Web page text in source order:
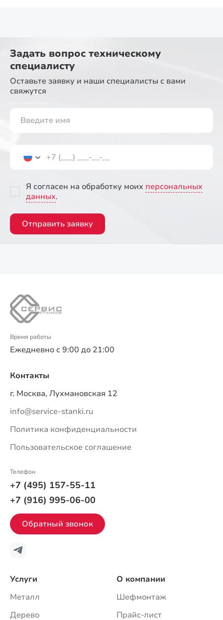
Задать вопрос техническому
специалисту
Оставьте заявку и наши специалисты с вами
свяжутся
Я согласен на обработку моих персональных
данных.
Отправить заявку
Время работы
Ежедневно с 9:00 до 21:00
Услуги
Металл
Дерево
О компании
Шефмонтаж
Прайс-лист
Контакты
г. Москва, Лухмановская 12
info@service-stanki.ru
Политика конфиденциальности
Пользовательское соглашение
Телефон
+7 (495) 157-55-11
+7 (916) 995-06-00
Обратный звонок